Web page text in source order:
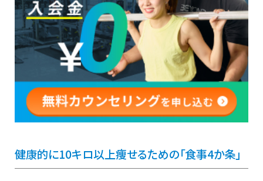
健康的に10キロ以上痩せるための「食事4か条」